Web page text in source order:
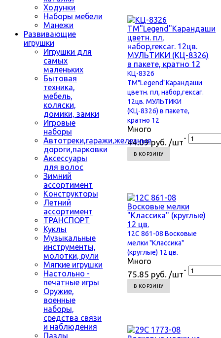
Ходунки
Наборы мебели
Манежи
Развивающие
игрушки
Игрушки для
самых
маленьких
Бытовая
техника,
мебель,
коляски,
домики, замки
Игровые
наборы
Автотреки,гаражи,железные
дороги,парковки
Аксессуары
для волос
Зимний
ассортимент
Конструкторы
Летний
ассортимент
ТРАНСПОРТ
Куклы
Музыкальные
инструменты,
молотки, рули
Мягкие игрушки
Настольно -
печатные игры
Оружие,
военные
наборы,
средства связи
и наблюдения
Пазлы
КЦ-8326
TM"Legend"Карандаши
цветн. пл, набор,гексаг.
12цв. МУЛЬТИКИ
(КЦ-8326) в пакете,
кратно 12
Много
44.09 руб. /шт-
В КОРЗИНУ
12С 861-08 Восковые
мелки "Классика"
(круглые) 12 цв.
Много
75.85 руб. /шт-
В КОРЗИНУ